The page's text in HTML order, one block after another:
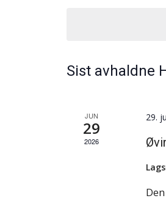
Sist avhaldne
JUN
29
2026
29.